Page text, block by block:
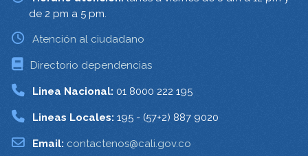
de 2 pm a 5 pm.
Atención al ciudadano
Directorio dependencias
Linea Nacional: 01 8000 222 195
Lineas Locales: 195 - (57+2) 887 9020
Email: contactenos@cali.gov.co